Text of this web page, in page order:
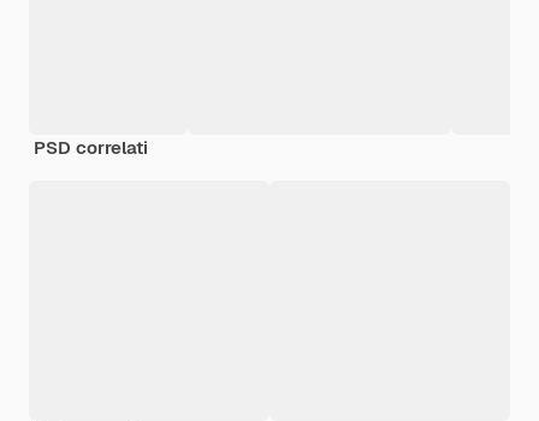
PSD correlati